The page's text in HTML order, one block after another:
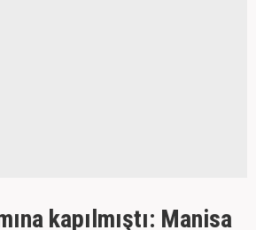
kapılmıştı: Manisa